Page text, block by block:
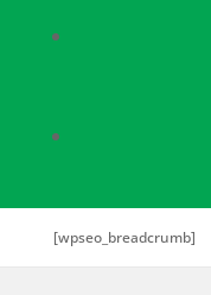
[wpseo_breadcrumb]